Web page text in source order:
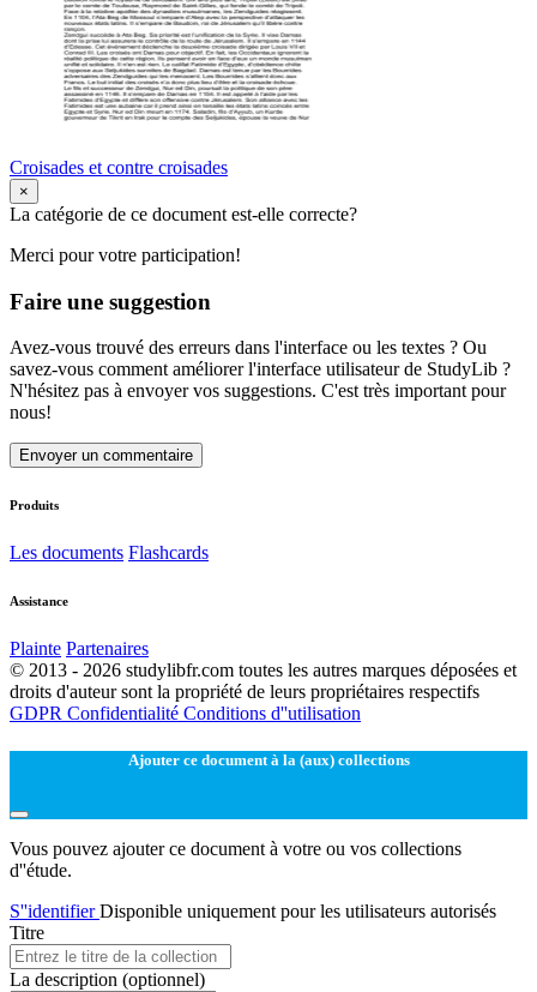
Croisades et contre croisades
×
La catégorie de ce document est-elle correcte?
Merci pour votre participation!
Faire une suggestion
Avez-vous trouvé des erreurs dans l'interface ou les textes ? Ou
savez-vous comment améliorer l'interface utilisateur de StudyLib ?
N'hésitez pas à envoyer vos suggestions. C'est très important pour
nous!
Envoyer un commentaire
Produits
Les documents Flashcards
Assistance
Plainte Partenaires
© 2013 - 2026 studylibfr.com toutes les autres marques déposées et
droits d'auteur sont la propriété de leurs propriétaires respectifs
GDPR Confidentialité Conditions d''utilisation
Ajouter ce document à la (aux) collections
Vous pouvez ajouter ce document à votre ou vos collections
d''étude.
S''identifierDisponible uniquement pour les utilisateurs autorisés
Titre
La description (optionnel)